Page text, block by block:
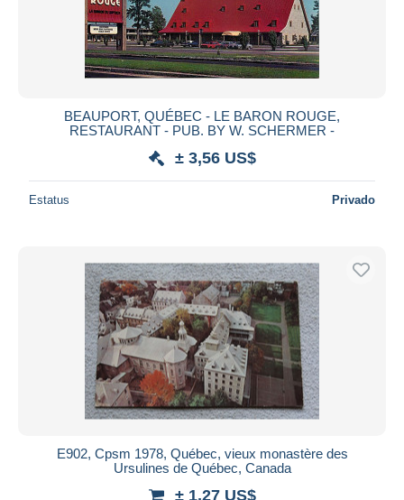
BEAUPORT, QUÉBEC - LE BARON ROUGE,
RESTAURANT - PUB. BY W. SCHERMER -
± 3,56 US$
Estatus Privado
E902, Cpsm 1978, Québec, vieux monastère des
Ursulines de Québec, Canada
± 1,27 US$